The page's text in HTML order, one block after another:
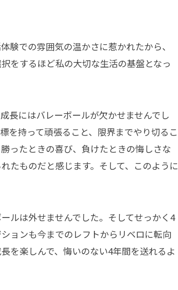
での雰囲気の温かさに惹かれたから、
をするほど私の大切な生活の基盤となっ
長にはバレーボールが欠かせませんでし
を持って頑張ること、限界までやり切るこ
ったときの喜び、負けたときの悔しさな
たものだと感じます。そして、このように
ルは外せませんでした。そしてせっかく4
ョンも今までのレフトからリベロに転向
を楽しんで、悔いのない4年間を送れるよ